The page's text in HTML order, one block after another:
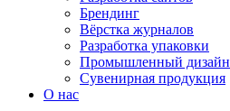
Брендинг
Вёрстка журналов
Разработка упаковки
Промышленный дизайн
Сувенирная продукция
О нас